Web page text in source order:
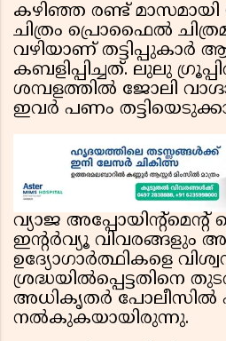
കഴിഞ്ഞ രണ്ട്
ചിത്രം പ്രൊഫൈൽ
വഴിയാണ് തട്ടിപ്പുകാർ
കബളിപ്പിച്ചത്. ലുലു
ശമ്പളത്തിൽ ജോലി
ഇവർ പണം
വ്യാജ അപ്പോയിന്റ്മെന്റ്
ഇന്റർവ്യൂ വിവരങ്ങളും
ഉദ്യോഗാർത്ഥികളെ
ശ്രദ്ധയിൽപ്പെട്ടതിനെ
അധികൃതർ പോലീസിൽ
നൽകുകയായിരുന്നു.